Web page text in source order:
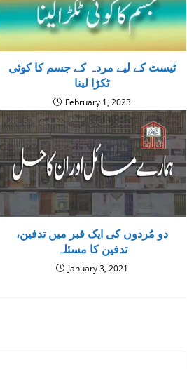
ٹیسٹ کے لیے مردہ کے جسم کا کوئی
ٹکڑا لینا
February 1, 2023
دو مُردوں کی ایک قبر میں تدفین،
تدفين كا مسئلہ
January 3, 2021